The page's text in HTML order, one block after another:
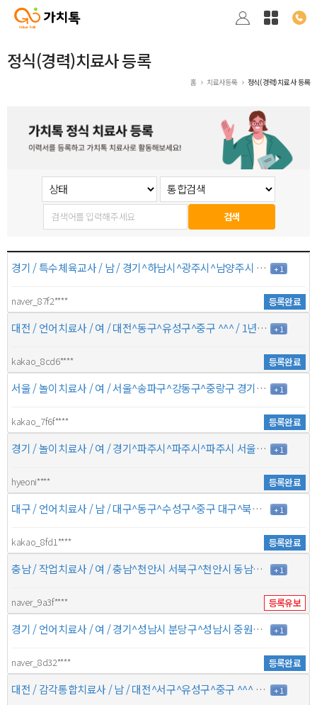
정식(경력)치료사 등록
홈 치료사등록 정식(경력)치료사 등록
검색
경기 / 특수체육교사 / 남 / 경기^하남시^광주시^남양주시 서울^강동구^송파구^강남구 / 5년 / 7만원 + 1
naver_87f2**** 등록완료
대전 / 언어치료사 / 여 / 대전^동구^유성구^중구 ^^^ / 1년 / 6만원 + 1
kakao_8cd6**** 등록완료
서울 / 놀이치료사 / 여 / 서울^송파구^강동구^중랑구 경기^남양주시^구리시^ / 13년 / 7만5천원 + 1
kakao_7f6f**** 등록완료
경기 / 놀이치료사 / 여 / 경기^파주시^파주시^파주시 서울^양천구^양천구^양천구 / 5년 / 8만원 + 1
hyeoni**** 등록완료
대구 / 언어치료사 / 남 / 대구^동구^수성구^중구 대구^북구^남구^ / 4년 / 7만원 + 1
kakao_8fd1**** 등록완료
충남 / 작업치료사 / 여 / 충남^천안시 서북구^천안시 동남구^아산시 ^^^ / 8년 / 7만원 + 1
naver_9a3f**** 등록유보
경기 / 언어치료사 / 여 / 경기^성남시 분당구^성남시 중원구^성남시 수정구 경기^용인시 기흥구^용인시 수지구^ / 7년 / 8만5천원 + 1
naver_8d32**** 등록완료
대전 / 감각통합치료사 / 남 / 대전^서구^유성구^중구 ^^^ / 2년 / 8만원 + 1